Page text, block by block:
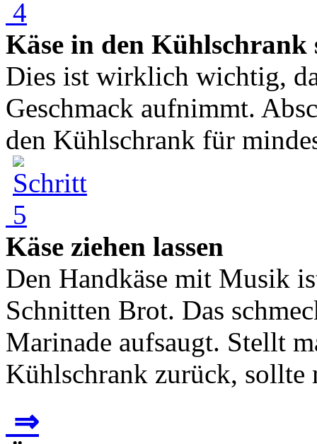
Käse in den Kühlschrank
Dies ist wirklich wichtig,
Geschmack aufnimmt.
den Kühlschrank für
Käse ziehen lassen
Den Handkäse mit Musik
Schnitten Brot. Das
Marinade aufsaugt. Stellt
Kühlschrank zurück, sollte
⇒